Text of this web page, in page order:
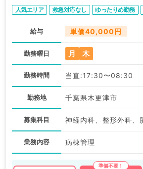
人気エリア 救急対応なし ゆったりめ勤務
給与 単価40,000円
勤務曜日 月 木
勤務時間 当直:17:30〜08:30
勤務地 千葉県木更津市
募集科目
業務内容 病棟管理